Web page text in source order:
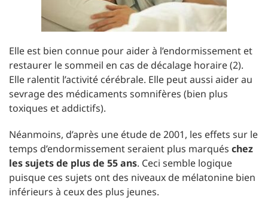
Elle est bien connue pour aider à l’endormissement et
restaurer le sommeil en cas de décalage horaire (2).
Elle ralentit l’activité cérébrale. Elle peut aussi aider au
sevrage des médicaments somnifères (bien plus
toxiques et addictifs).
Néanmoins, d’après une étude de 2001, les effets sur le
temps d’endormissement seraient plus marqués chez
les sujets de plus de 55 ans. Ceci semble logique
puisque ces sujets ont des niveaux de mélatonine bien
inférieurs à ceux des plus jeunes.